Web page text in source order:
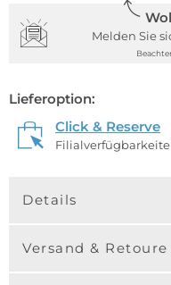
Melden Sie
Lieferoption:
Click & Reserve
Details
Versand & Retoure